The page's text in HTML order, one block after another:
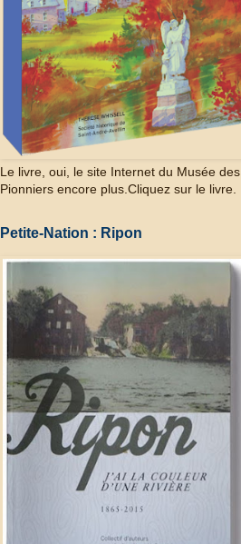
Le livre, oui, le site Internet du Musée des
Pionniers encore plus.Cliquez sur le livre.
Petite-Nation : Ripon